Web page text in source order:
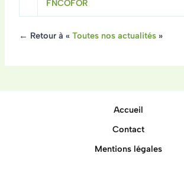
FNCOFOR
← Retour à « Toutes nos actualités»
Accueil
Contact
Mentions légales